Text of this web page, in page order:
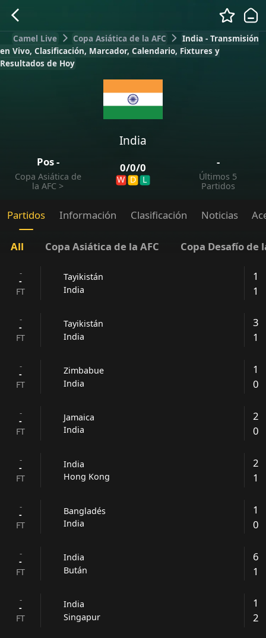
Camel Live Copa Asiática de la AFC
India - Transmisión
en Vivo, Clasificación, Marcador, Calendario, Fixtures y
Resultados de Hoy
India
Pos-
Copa Asiática de
la AFC >
0/0/0
W D L
-
Últimos 5
Partidos
Partidos Información Clasificación Noticias
All Copa Asiática de la AFC Copa Desafío de
-
-
FT
Tayikistán
India
1
1
-
-
FT
Tayikistán
India
3
1
-
-
FT
Zimbabue
India
1
0
-
-
FT
Jamaica
India
2
0
-
-
FT
India
Hong Kong
2
1
-
-
FT
Bangladés
India
1
0
-
-
FT
India
Bután
6
1
-
-
FT
India
Singapur
1
2